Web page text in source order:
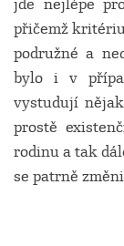
jde nejlépe
přičemž
podružné a
bylo i v
vystudují
prostě
rodinu a tak
se patrně